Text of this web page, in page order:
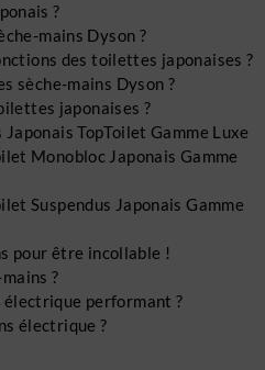
?
mains Dyson ?
des toilettes japonaises ?
sèche-mains Dyson ?
japonaises ?
TopToilet Gamme Luxe
Monobloc Japonais Gamme
Suspendus Japonais Gamme
pour être incollable !
?
électrique performant ?
électrique ?